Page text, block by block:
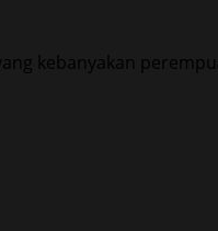
kebanyakan